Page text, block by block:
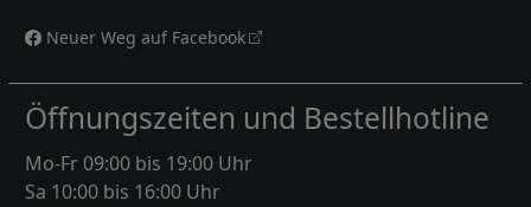
Neuer Weg auf Facebook
Öffnungszeiten und Bestellhotline
Mo-Fr 09:00 bis 19:00 Uhr
Sa 10:00 bis 16:00 Uhr